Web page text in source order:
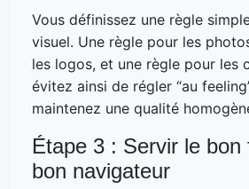
Vous définissez une règle
visuel. Une règle pour les
les logos, et une règle pour les
évitez ainsi de régler “au
maintenez une qualité
Étape 3 : Servir le bon
bon navigateur